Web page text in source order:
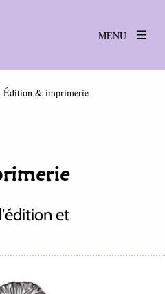
MENU
Édition & imprimerie
et